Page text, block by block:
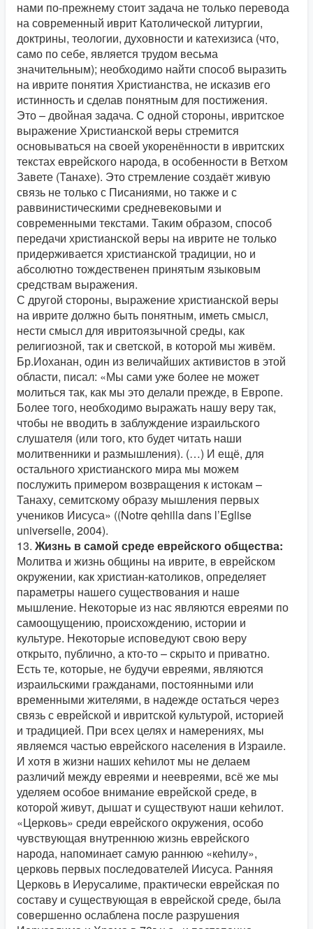
нами по-прежнему стоит задача не только перевода
на современный иврит Католической литургии,
доктрины, теологии, духовности и катехизиса (что,
само по себе, является трудом весьма
значительным); необходимо найти способ выразить
на иврите понятия Христианства, не исказив его
истинность и сделав понятным для постижения.
Это – двойная задача. С одной стороны, ивритское
выражение Христианской веры стремится
основываться на своей укоренённости в ивритских
текстах еврейского народа, в особенности в Ветхом
Завете (Танахе). Это стремление создаёт живую
связь не только с Писаниями, но также и с
раввинистическими средневековыми и
современными текстами. Таким образом, способ
передачи христианской веры на иврите не только
придерживается христианской традиции, но и
абсолютно тождественен принятым языковым
средствам выражения.
С другой стороны, выражение христианской веры
на иврите должно быть понятным, иметь смысл,
нести смысл для ивритоязычной среды, как
религиозной, так и светской, в которой мы живём.
Бр.Иоханан, один из величайших активистов в этой
области, писал: «Мы сами уже более не может
молиться так, как мы это делали прежде, в Европе.
Более того, необходимо выражать нашу веру так,
чтобы не вводить в заблуждение израильского
слушателя (или того, кто будет читать наши
молитвенники и размышления). (…) И ещё, для
остального христианского мира мы можем
послужить примером возвращения к истокам –
Танаху, семитскому образу мышления первых
учеников Иисуса» ((Notre qehilla dans l’Eglise
universelle, 2004).
13. Жизнь в самой среде еврейского общества:
Молитва и жизнь общины на иврите, в еврейском
окружении, как христиан-католиков, определяет
параметры нашего существования и наше
мышление. Некоторые из нас являются евреями по
самоощущению, происхождению, истории и
культуре. Некоторые исповедуют свою веру
открыто, публично, а кто-то – скрыто и приватно.
Есть те, которые, не будучи евреями, являются
израильскими гражданами, постоянными или
временными жителями, в надежде остаться через
связь с еврейской и ивритской культурой, историей
и традицией. При всех целях и намерениях, мы
являемся частью еврейского населения в Израиле.
И хотя в жизни наших кеhилот мы не делаем
различий между евреями и неевреями, всё же мы
уделяем особое внимание еврейской среде, в
которой живут, дышат и существуют наши кеhилот.
«Церковь» среди еврейского окружения, особо
чувствующая внутреннюю жизнь еврейского
народа, напоминает самую раннюю «кеhилу»,
церковь первых последователей Иисуса. Ранняя
Церковь в Иерусалиме, практически еврейская по
составу и существующая в еврейской среде, была
совершенно ослаблена после разрушения